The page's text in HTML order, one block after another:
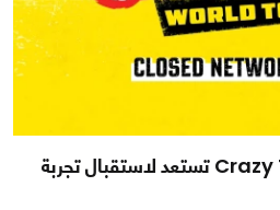
لعبة Crazy Taxi: World Tour تستعد لاستقبال تجربة